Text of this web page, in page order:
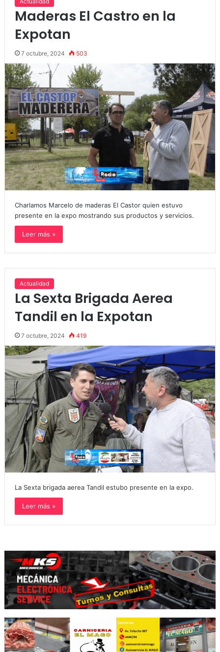
Maderas El Castro en la
Expotan
7 octubre, 2024 503
Charlamos Marcelo de maderas El Castor quien estuvo
presente en la expo mostrando sus productos y servicios.
Leer más »
Actualidad
La Sexta Brigada Aerea
Tandil en la Expotan
7 octubre, 2024 419
La Sexta brigada aerea Tandil estubo presente en la expo.
Leer más »